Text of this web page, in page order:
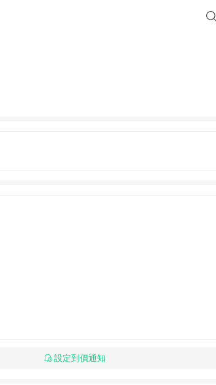
設定到價通知